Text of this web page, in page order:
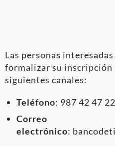
Las personas
formalizar su inscripción
siguientes canales:
Teléfono: 987 42 47 22
Correo
electrónico: